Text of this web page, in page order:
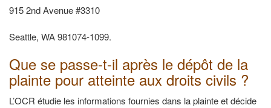
915 2nd Avenue #3310
Seattle, WA 981074-1099.
Que se passe-t-il après le dépôt de la
plainte pour atteinte aux droits civils ?
L’OCR étudie les informations fournies dans la plainte et décide